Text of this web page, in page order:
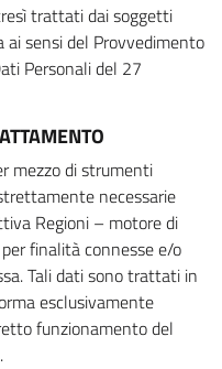
trattati dai soggetti
sensi del Provvedimento
Personali del 27
mezzo di strumenti
necessarie
Regioni – motore di
finalità connesse e/o
Tali dati sono trattati in
esclusivamente
funzionamento del